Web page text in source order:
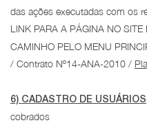
das ações executadas com os
LINK PARA A PÁGINA NO SITE
CAMINHO PELO MENU
/ Contrato Nº14-ANA-2010 /
6) CADASTRO DE USUÁRIOS
cobrados